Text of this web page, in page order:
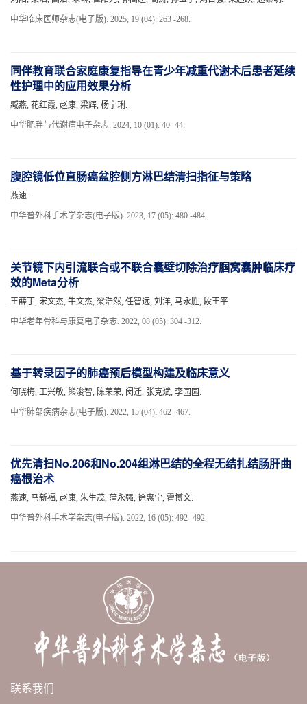
中华临床医师杂志(电子版). 2025, 19 (04): 263 -268.
同伴教育联合家庭康复指导在青少年减重代谢术后患者延续
性护理中的应用效果分析
臧燕, 花红霞, 赵康, 梁辉, 杨宁琍.
中华肥胖与代谢病电子杂志. 2024, 10 (01): 40 -44.
腹腔镜低位直肠癌盆腔侧方淋巴结清扫指征与策略
燕速.
中华普外科手术学杂志(电子版). 2023, 17 (05): 480 -484.
关节镜下内引流联合或不联合囊壁切除治疗腘窝囊肿临床疗
效的Meta分析
王薛丁, 宋文杰, 牛文杰, 梁浩然, 任智远, 刘洋, 马永胜, 段王平.
中华老年骨科与康复电子杂志. 2022, 08 (05): 304 -312.
基于转录因子的肺癌预后模型构建及临床意义
何晓梅, 王兴敏, 熊浚智, 陈荣荣, 闵迁, 张克斌, 李园园.
中华肺部疾病杂志(电子版). 2022, 15 (04): 462 -467.
优先清扫No.206和No.204组淋巴结的全程无结扎结肠肝曲
癌根治术
燕速, 马新福, 赵康, 朱生茂, 蒲永强, 徐惠宁, 霍博文.
中华普外科手术学杂志(电子版). 2022, 16 (05): 492 -492.
联系我们